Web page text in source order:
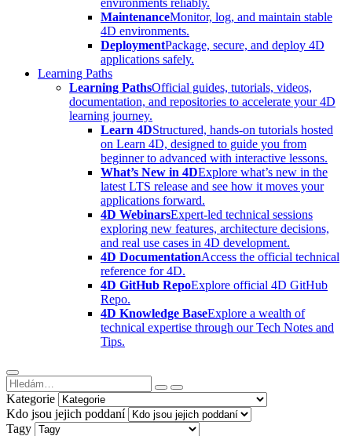
environments reliably.
MaintenanceMonitor, log, and maintain stable
4D environments.
DeploymentPackage, secure, and deploy 4D
applications safely.
Learning Paths
Learning PathsOfficial guides, tutorials, videos,
documentation, and repositories to accelerate your 4D
learning journey.
Learn 4DStructured, hands-on tutorials hosted
on Learn 4D, designed to guide you from
beginner to advanced with interactive lessons.
What’s New in 4DExplore what’s new in the
latest LTS release and see how it moves your
applications forward.
4D WebinarsExpert-led technical sessions
exploring new features, architecture decisions,
and real use cases in 4D development.
4D DocumentationAccess the official technical
reference for 4D.
4D GitHub RepoExplore official 4D GitHub
Repo.
4D Knowledge BaseExplore a wealth of
technical expertise through our Tech Notes and
Tips.
Kategorie
Kdo jsou jejich poddaní
Tagy